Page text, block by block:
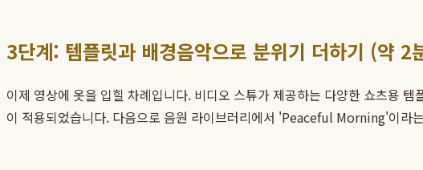
3단계: 템플릿과 배경음악으로 분위기 더하기 (약 2
이제 영상에 옷을 입힐 차례입니다. 비디오 스튜가 제공하는 다양한 쇼츠용
이 적용되었습니다. 다음으로 음원 라이브러리에서 'Peaceful Morning'이라